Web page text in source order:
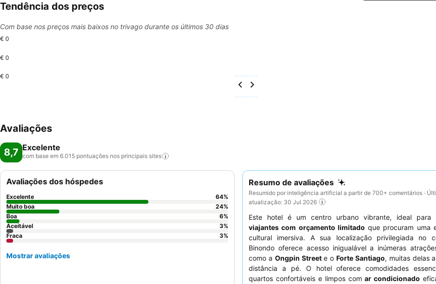
Tendência dos preços
Com base nos preços mais baixos no trivago durante os últimos 30 dias
€ 0
€ 0
€ 0
Avaliações
8,7 Excelente
com base em 6.015 pontuações nos principais sites
Resumo de avaliações
Resumido por inteligência artificial a partir de 700+ comentários ·
atualização: 30 Jul 2026
Este hotel é um centro urbano vibrante, ideal para
viajantes com orçamento limitado que procuram uma
cultural imersiva. A sua localização privilegiada no
Binondo oferece acesso inigualável a inúmeras
como a Ongpin Streete oForte Santiago, muitas delas
distância a pé. O hotel oferece comodidades
quartos confortáveis e limpos comar condicionado
Avaliações dos hóspedes
Excelente 64%
Muito boa
24%
Boa
6%
Aceitável
3%
Fraca
3%
Mostrar avaliações